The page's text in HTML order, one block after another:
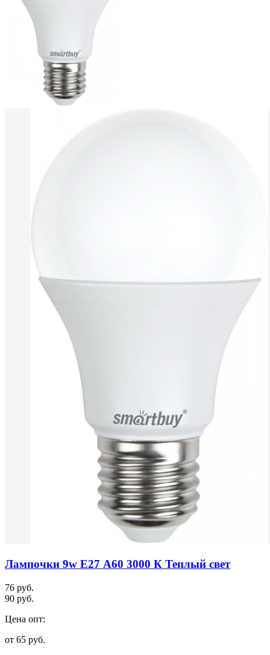
Лампочки 9w E27 А60 3000 К Теплый свет
76 руб.
90 руб.
Цена опт:
от 65 руб.